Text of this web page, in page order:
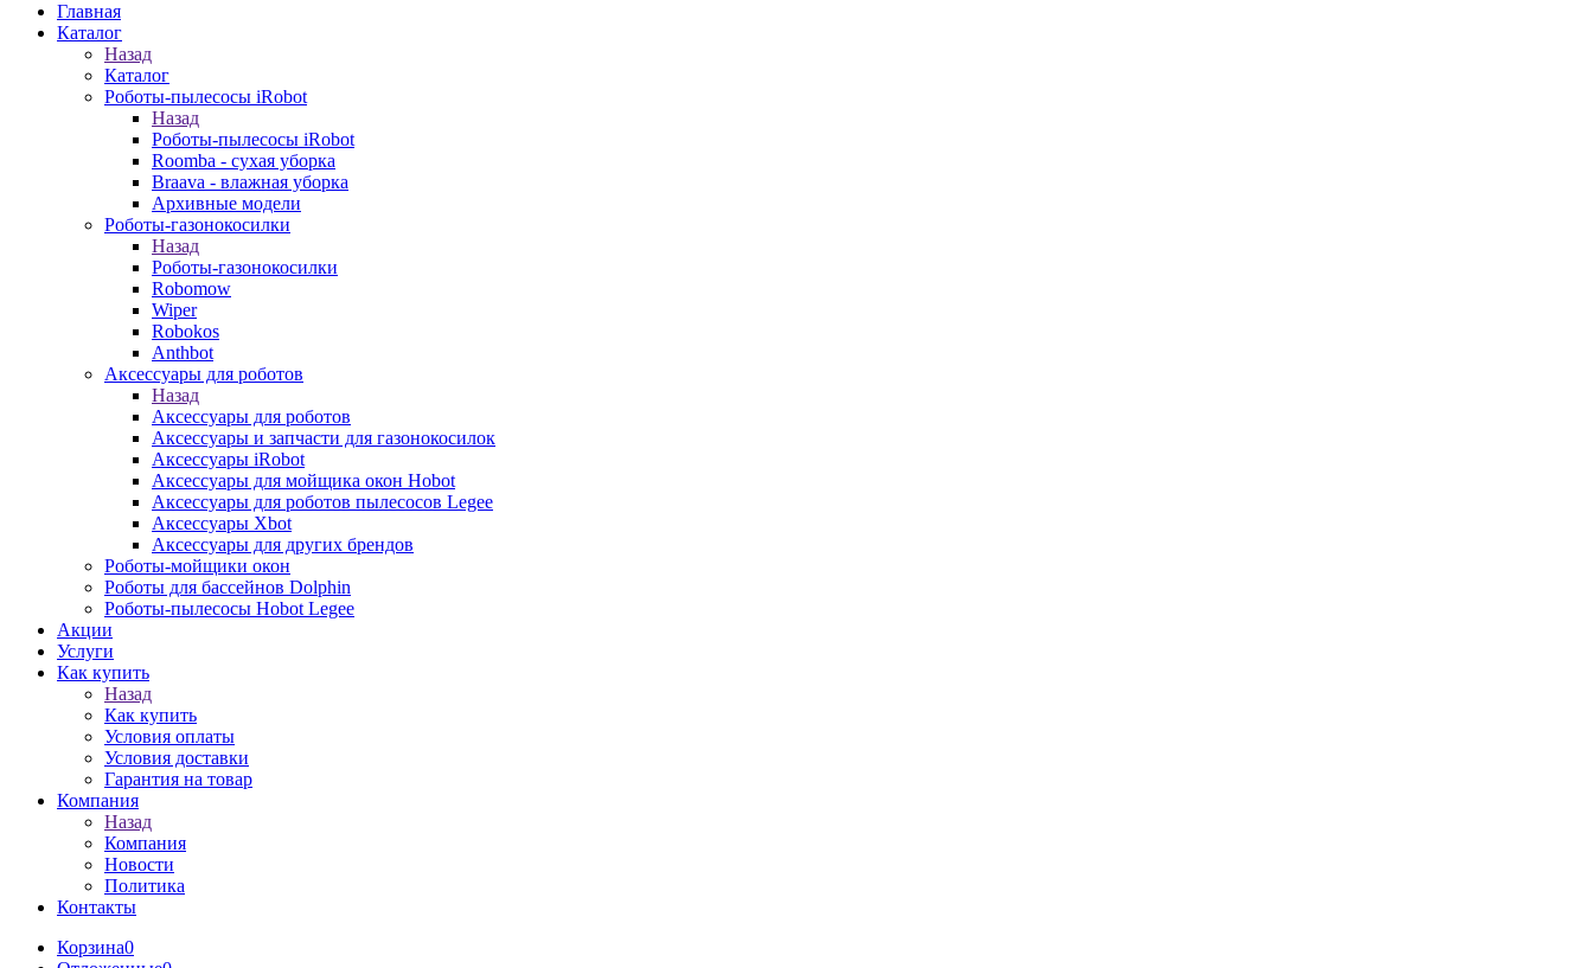
Главная
Каталог
Назад
Каталог
Роботы-пылесосы iRobot
Назад
Роботы-пылесосы iRobot
Roomba - сухая уборка
Braava - влажная уборка
Архивные модели
Роботы-газонокосилки
Назад
Роботы-газонокосилки
Robomow
Wiper
Robokos
Anthbot
Аксессуары для роботов
Назад
Аксессуары для роботов
Аксессуары и запчасти для газонокосилок
Аксессуары iRobot
Аксессуары для мойщика окон Hobot
Аксессуары для роботов пылесосов Legee
Аксессуары Xbot
Аксессуары для других брендов
Роботы-мойщики окон
Роботы для бассейнов Dolphin
Роботы-пылесосы Hobot Legee
Акции
Услуги
Как купить
Назад
Как купить
Условия оплаты
Условия доставки
Гарантия на товар
Компания
Назад
Компания
Новости
Политика
Контакты
Корзина0